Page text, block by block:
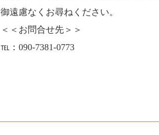
御遠慮なくお尋ねください。
＜＜お問合せ先＞＞
℡：090-7381-0773